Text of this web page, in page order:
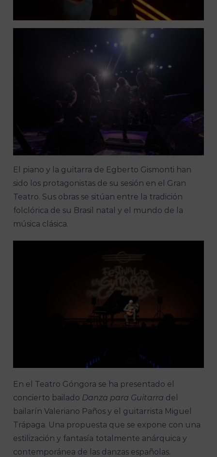
El piano y la guitarra de Egberto Gismonti han
sido los protagonistas de su sesión en el Gran
Teatro. Sus obras se sitúan entre la tradición
folclórica de su Brasil natal y el mundo de la
música clásica.
En el Teatro Góngora se ha presentado el
concierto bailado Danza para Guitarra del
bailarín Valeriano Paños y el guitarrista Miguel
Trápaga. Una propuesta que se expone con una
estilización y fantasía totalmente anárquica y
contemporánea de las danzas españolas.